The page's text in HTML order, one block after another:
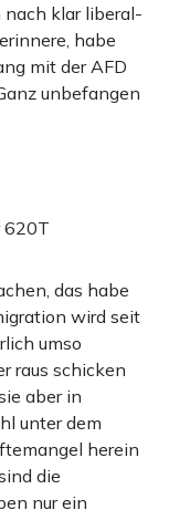
klar liberal-
habe
mit der AFD
unbefangen
620T
das habe
wird seit
umso
raus schicken
aber in
unter dem
herein
die
nur ein